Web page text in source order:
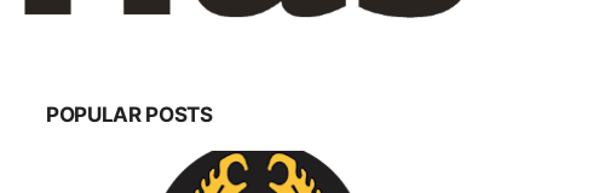
POPULAR POSTS